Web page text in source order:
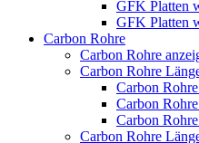
GFK Platten
GFK Platten
Carbon Rohre
Carbon Rohre
Carbon Rohre
Carbon
Carbon
Carbon
Carbon Rohre